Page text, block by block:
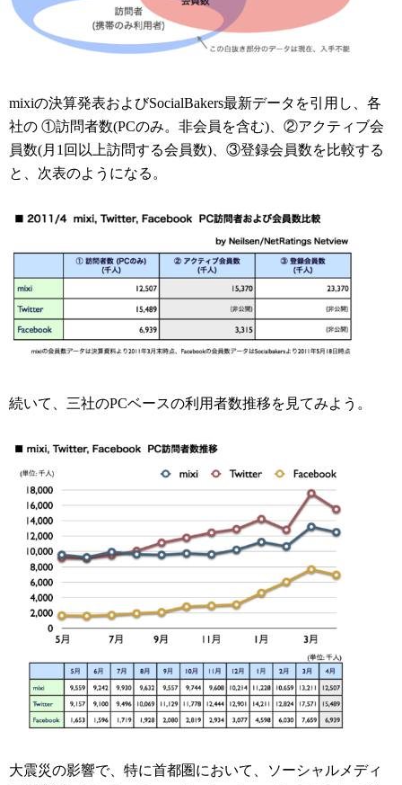
mixiの決算発表およびSocialBakers最新データを引用し、各
社の ①訪問者数(PCのみ。非会員を含む)、②アクティブ会
員数(月1回以上訪問する会員数)、③登録会員数を比較する
と、次表のようになる。
続いて、三社のPCベースの利用者数推移を見てみよう。
大震災の影響で、特に首都圏において、ソーシャルメディ